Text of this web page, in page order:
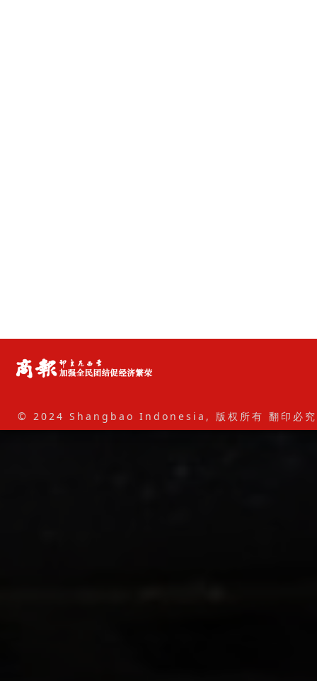
© 2024 Shangbao Indonesia, 版权所有 翻印必